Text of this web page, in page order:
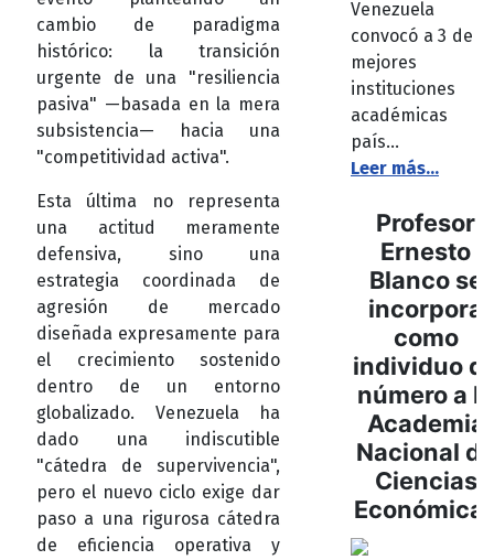
cambio de paradigma
histórico: la transición
urgente de una "resiliencia
pasiva" —basada en la mera
subsistencia— hacia una
"competitividad activa".
Esta última no representa
una actitud meramente
defensiva, sino una
estrategia coordinada de
agresión de mercado
diseñada expresamente para
el crecimiento sostenido
dentro de un entorno
globalizado. Venezuela ha
dado una indiscutible
"cátedra de supervivencia",
pero el nuevo ciclo exige dar
paso a una rigurosa cátedra
de eficiencia operativa y
Venezuela
convocó a 3 de
mejores
instituciones
académicas
país...
Leer más...
Profesor
Ernesto
Blanco se
incorpora
como
individuo
número a la
Academia
Nacional de
Ciencias